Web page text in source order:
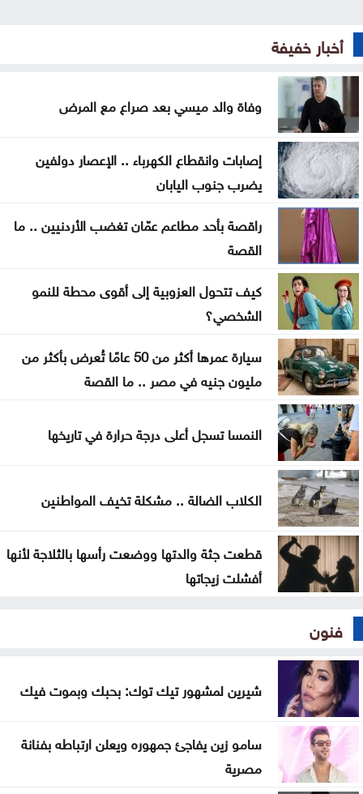
إصابة سفينة بمقذوف غير محدد قبالة عُمان
رئيس الوزراء العراقي: نسعى لعلاقات متوازنة مع دول
الجوار
مجلس التعاون: الاعتداء الإيراني على ناقلة أدنوك تهديد
خطير للملاحة
وفاة والد ميسي بعد صراع مع المرض
تطوير العقبة وتكية أم علي توقعان اتفاقية لدعم الأسر
المحتاجة
متعافٍ من الكريستال يحذر: الإدمان يدمر الإنسان
والمجتمع
مجلس الأمن يعقد جلسة بشأن الضفة الغربية الثلاثاء
أخبار خفيفة
وفاة والد ميسي بعد صراع مع المرض
إصابات وانقطاع الكهرباء .. الإعصار دولفين
يضرب جنوب اليابان
راقصة بأحد مطاعم عمّان تغضب الأردنيين .. ما
القصة
كيف تتحول العزوبية إلى أقوى محطة للنمو
الشخصي؟
سيارة عمرها أكثر من 50 عامًا تُعرض بأكثر من
مليون جنيه في مصر .. ما القصة
النمسا تسجل أعلى درجة حرارة في تاريخها
الكلاب الضالة .. مشكلة تخيف المواطنين
قطعت جثة والدتها ووضعت رأسها بالثلاجة لأنها
أفشلت زيجاتها
فنون
شيرين لمشهور تيك توك: بحبك وبموت فيك
سامو زين يفاجئ جمهوره ويعلن ارتباطه بفنانة
مصرية